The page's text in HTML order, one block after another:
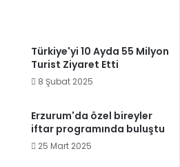
Türkiye'yi 10 Ayda 55 Milyon
Turist Ziyaret Etti
8 Şubat 2025
Erzurum'da özel bireyler
iftar programında buluştu
25 Mart 2025